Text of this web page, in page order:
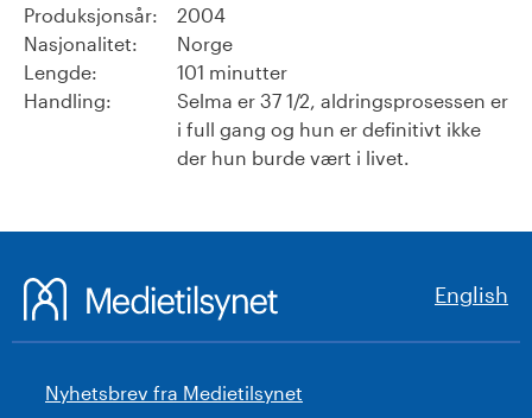
Produksjonsår:
2004
Nasjonalitet:
Norge
Lengde:
101 minutter
Handling:
Selma er 37 1/2, aldringsprosessen er
i full gang og hun er definitivt ikke
der hun burde vært i livet.
English
Nyhetsbrev fra Medietilsynet